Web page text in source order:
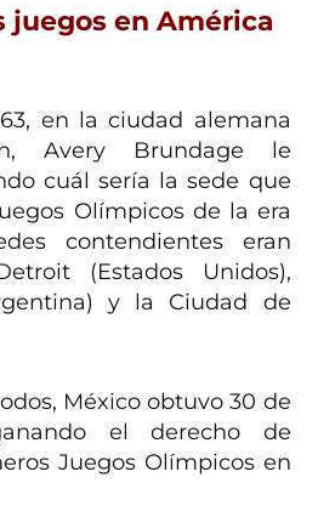
juegos en América
en la ciudad alemana
Avery Brundage le
cuál sería la sede que
Olímpicos de la era
contendientes eran
(Estados Unidos),
y la Ciudad de
México obtuvo 30 de
el derecho de
Juegos Olímpicos en